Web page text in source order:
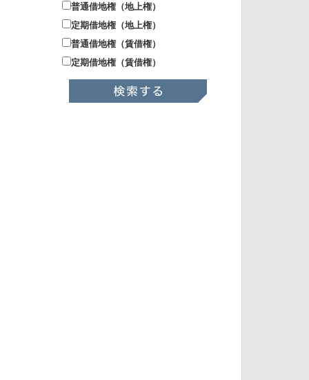
普通借地権（地上権）
定期借地権（地上権）
普通借地権（賃借権）
定期借地権（賃借権）